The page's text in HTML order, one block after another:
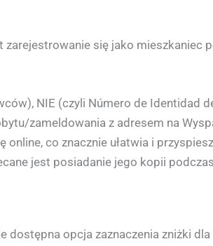
zarejestrowanie się jako
NIE (czyli Número de Identidad
zameldowania z adresem na
co znacznie ułatwia i
jest posiadanie jego kopii
opcja zaznaczenia zniżki